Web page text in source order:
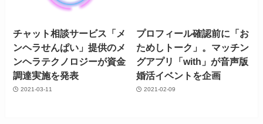
チャット相談サービス「メ
ンヘラせんぱい」提供のメ
ンヘラテクノロジーが資金
調達実施を発表
2021-03-11
プロフィール確認前に「お
ためしトーク」。マッチン
グアプリ「with」が音声版
婚活イベントを企画
2021-02-09